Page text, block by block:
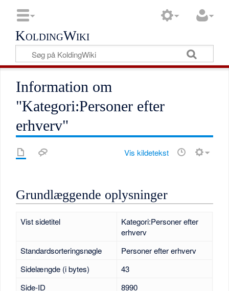
KoldingWiki
Information om
"Kategori:Personer efter
erhverv"
Vis kildetekst
Grundlæggende oplysninger
Vist sidetitel
Kategori:Personer efter
erhverv
Standardsorteringsnøgle
Personer efter erhverv
Sidelængde (i bytes)
43
Side-ID
8990